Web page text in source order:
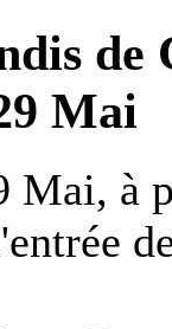
de
Mai
Mai, à